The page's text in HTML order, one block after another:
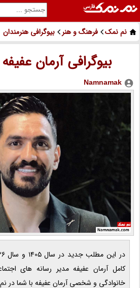
نم نمک فرهنگ و هنر بیوگرافی هنرمندان
بیوگرافی آرمان
Namnamak
کامل آرمان عفیفه مدیر رسانه های
خانوادگی و شخصی آرمان عفیفه با شما در